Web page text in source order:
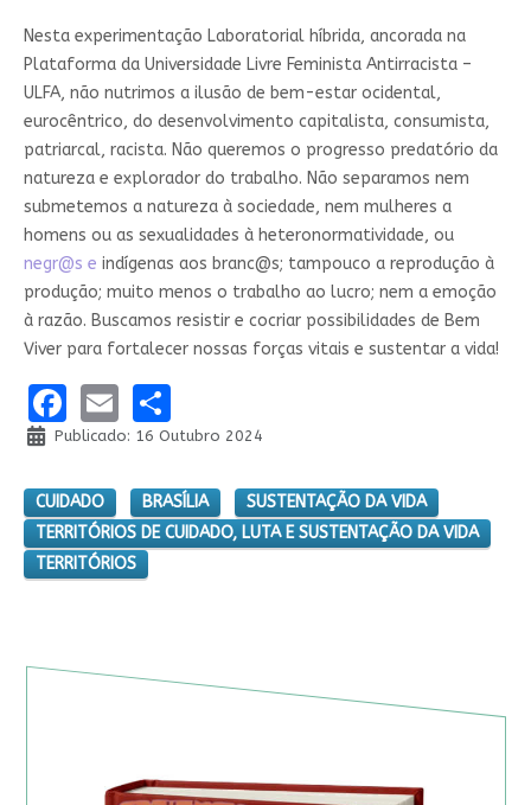
Nesta experimentação Laboratorial híbrida, ancorada na
Plataforma da Universidade Livre Feminista Antirracista –
ULFA, não nutrimos a ilusão de bem-estar ocidental,
eurocêntrico, do desenvolvimento capitalista, consumista,
patriarcal, racista. Não queremos o progresso predatório da
natureza e explorador do trabalho. Não separamos nem
submetemos a natureza à sociedade, nem mulheres a
homens ou as sexualidades à heteronormatividade, ou
negr@s e indígenas aos branc@s; tampouco a reprodução à
produção; muito menos o trabalho ao lucro; nem a emoção
à razão. Buscamos resistir e cocriar possibilidades de Bem
Viver para fortalecer nossas forças vitais e sustentar a vida!
Facebook
EmailShare
Publicado: 16 Outubro 2024
CUIDADO BRASÍLIA
SUSTENTAÇÃO DA VIDA
TERRITÓRIOS DE CUIDADO, LUTA E SUSTENTAÇÃO DA VIDA
TERRITÓRIOS